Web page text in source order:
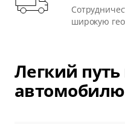
широкую
Легкий
автомобилю